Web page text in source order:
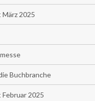
2025
Buchbranche
2025